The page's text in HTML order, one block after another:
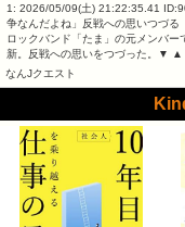
1: 2026/05/09(土) 21:22:35.41
争なんだよね」反戦への思いつづ
ロックバンド「たま」の元メンバ
新。反戦への思いをつづった。▼ ▲
なんJクエスト